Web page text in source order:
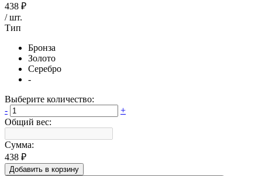
438 ₽
/шт.
Тип
Бронза
Золото
Серебро
-
Выберите количество:
-
+
Общий вес:
Сумма:
438 ₽
Добавить в корзину